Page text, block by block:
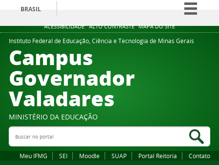
ACESSIBILIDADE ALTO CONTRASTE MAPA DO SITE
BRASIL
Simplifique!
Comunica BR
Instituto Federal de Educação, Ciência e Tecnologia de Minas Gerais
Campus
Governador
Valadares
MINISTÉRIO DA EDUCAÇÃO
Buscar no portal
Meu IFMG SEI Moodle SUAP Portal Reitoria Contato